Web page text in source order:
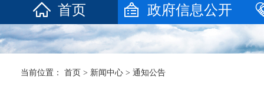
首页 政府信息公开
当前位置： 首页 > 新闻中心 > 通知公告